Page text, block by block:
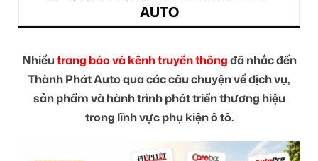
AUTO
Nhiềutrang báo và kênh truyền thôngđã nhắc đến
Thành Phát Auto qua các câu chuyện về dịch vụ,
sản phẩm và hành trình phát triển thương hiệu
trong lĩnh vực phụ kiện ô tô.